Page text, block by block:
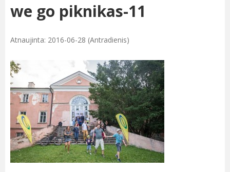
we go piknikas-11
Atnaujinta: 2016-06-28 (Antradienis)